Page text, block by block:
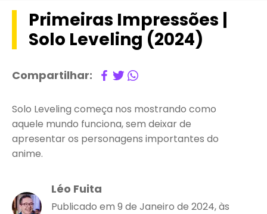
Primeiras Impressões |
Solo Leveling (2024)
Compartilhar:
Solo Leveling começa nos mostrando como
aquele mundo funciona, sem deixar de
apresentar os personagens importantes do
anime.
Léo Fuita
Publicado em 9 de Janeiro de 2024, às